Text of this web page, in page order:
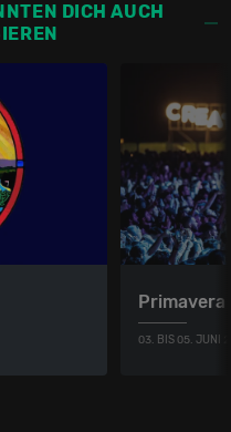
DICH AUCH
Primavera
03. BIS 05. JUNI